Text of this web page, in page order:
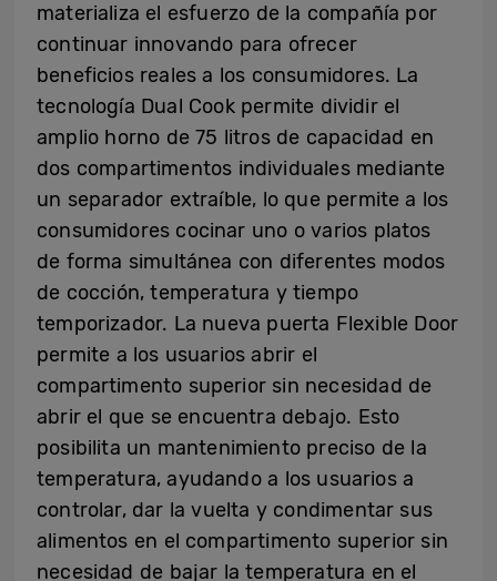
materializa el esfuerzo de la compañía por
continuar innovando para ofrecer
beneficios reales a los consumidores. La
tecnología Dual Cook permite dividir el
amplio horno de 75 litros de capacidad en
dos compartimentos individuales mediante
un separador extraíble, lo que permite a los
consumidores cocinar uno o varios platos
de forma simultánea con diferentes modos
de cocción, temperatura y tiempo
temporizador. La nueva puerta Flexible Door
permite a los usuarios abrir el
compartimento superior sin necesidad de
abrir el que se encuentra debajo. Esto
posibilita un mantenimiento preciso de la
temperatura, ayudando a los usuarios a
controlar, dar la vuelta y condimentar sus
alimentos en el compartimento superior sin
necesidad de bajar la temperatura en el